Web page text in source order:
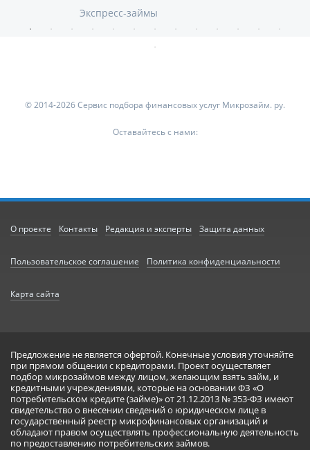
Экспресс-займы
© 2014-2026 Сервис подбора финансовых услуг Микрозайм. ру.
Оставайтесь с нами:
О проекте Контакты Редакция и эксперты Защита данных
Пользовательское соглашение Политика конфиденциальности
Карта сайта
Предложение не является офертой. Конечные условия уточняйте
при прямом общении с кредиторами. Проект осуществляет
подбор микрозаймов между лицом, желающим взять займ, и
кредитными учреждениями, которые на основании ФЗ «О
потребительском кредите (займе)» от 21.12.2013 № 353-ФЗ имеют
свидетельство о внесении сведений о юридическом лице в
государственный реестр микрофинансовых организаций и
обладают правом осуществлять профессиональную деятельность
по предоставлению потребительских займов.